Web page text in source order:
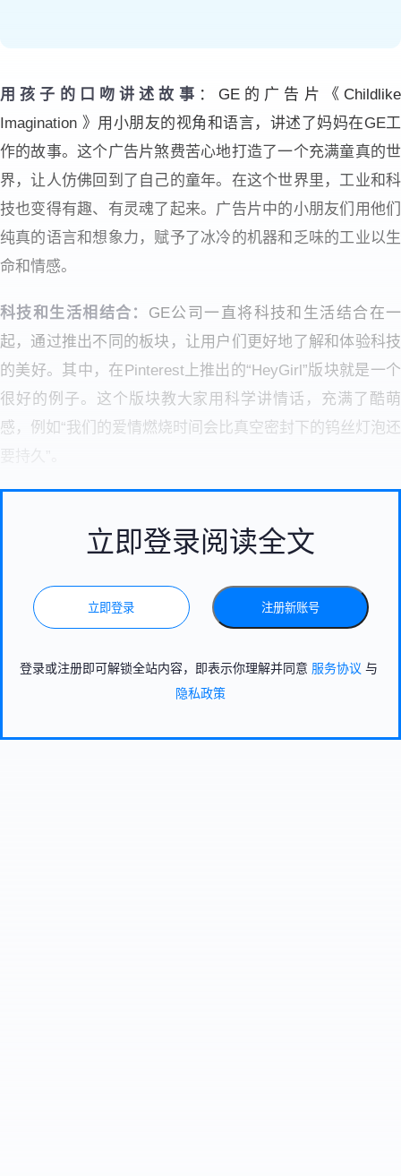
用孩子的口吻讲述故事 ：GE的广告片《Childlike
Imagination 》用小朋友的视角和语言，讲述了妈妈在GE工
作的故事。这个广告片煞费苦心地打造了一个充满童真的世
界，让人仿佛回到了自己的童年。在这个世界里，工业和科
技也变得有趣、有灵魂了起来。广告片中的小朋友们用他们
纯真的语言和想象力，赋予了冰冷的机器和乏味的工业以生
命和情感。
科技和生活相结合： GE公司一直将科技和生活结合在一
起，通过推出不同的板块，让用户们更好地了解和体验科技
的美好。其中，在Pinterest上推出的“HeyGirl”版块就是一个
很好的例子。这个版块教大家用科学讲情话，充满了酷萌
感，例如“我们的爱情燃烧时间会比真空密封下的钨丝灯泡还
立即登录阅读全文
立即登录 注册新账号
登录或注册即可解锁全站内容，即表示你理解并同意 服务协议 与
隐私政策